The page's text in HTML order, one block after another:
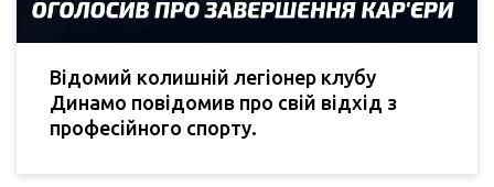
Відомий колишній легіонер клубу
Динамо повідомив про свій відхід з
професійного спорту.